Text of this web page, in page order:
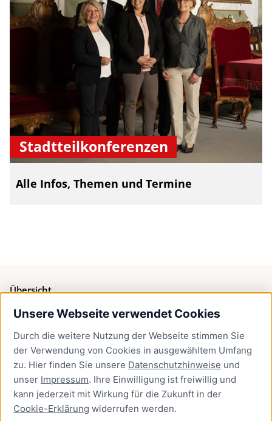
Unsere Webseite verwendet Cookies
Durch die weitere Nutzung der Webseite stimmen Sie
der Verwendung von Cookies in ausgewähltem Umfang
zu. Hier finden Sie unsere Datenschutzhinweise und
unser Impressum. Ihre Einwilligung ist freiwillig und
kann jederzeit mit Wirkung für die Zukunft in der
Cookie-Erklärung widerrufen werden.
Stadtteilkonferenzen
Alle Infos, Themen und Termine
Übersicht
Bürgerservice
Presse
Newsletter Lübeck:kompakt
Kontakt
Kontakt